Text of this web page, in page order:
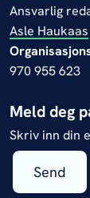
Ansvarlig
Asle Haukaas
970 955 623
Meld deg
Skriv inn din
Send